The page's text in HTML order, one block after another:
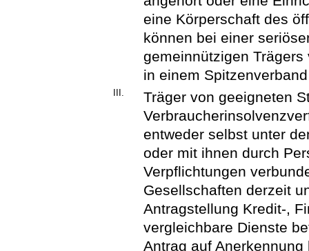
eine Körperschaft des
können bei einer
gemeinnützigen
in einem
III.
Träger von geeigneten
entweder selbst unter
oder mit ihnen durch
Verpflichtungen
Gesellschaften derzeit
Antragstellung Kredit-,
vergleichbare Dienste
Antrag auf